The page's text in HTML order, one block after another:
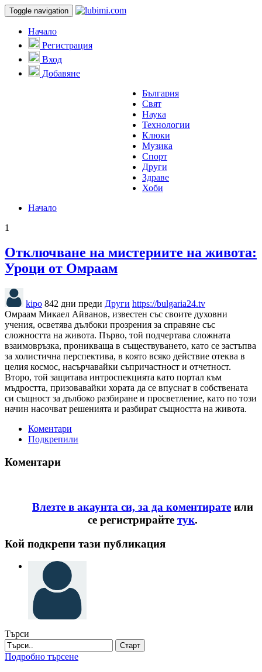
Toggle navigation
Начало
Регистрация
Вход
Добавяне
България
Свят
Наука
Технологии
Клюки
Музика
Спорт
Други
Здраве
Хоби
Начало
1
Отключване на мистериите на живота:
Уроци от Омраам
kipo 842 дни преди Други https://bulgaria24.tv
Омраам Микаел Айванов, известен със своите духовни
учения, осветява дълбоки прозрения за справяне със
сложността на живота. Първо, той подчертава сложната
взаимовръзка, проникваща в съществуването, като се застъпва
за холистична перспектива, в която всяко действие отеква в
целия космос, насърчавайки съпричастност и отчетност.
Второ, той защитава интроспекцията като портал към
мъдростта, призовавайки хората да се впуснат в собствената
си същност за дълбоко разбиране и просветление, като по този
начин насочват решенията и разбират същността на живота.
Коментари
Подкрепили
Коментари
Влезте в акаунта си, за да коментирате или
се регистрирайте тук.
Кой подкрепи тази публикация
Търси
Старт
Подробно търсене